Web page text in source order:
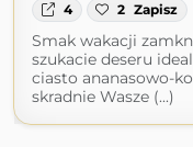
4 2 Zapisz
Smak wakacji
szukacie deseru
ciasto ananasowo-
skradnie Wasze (...)